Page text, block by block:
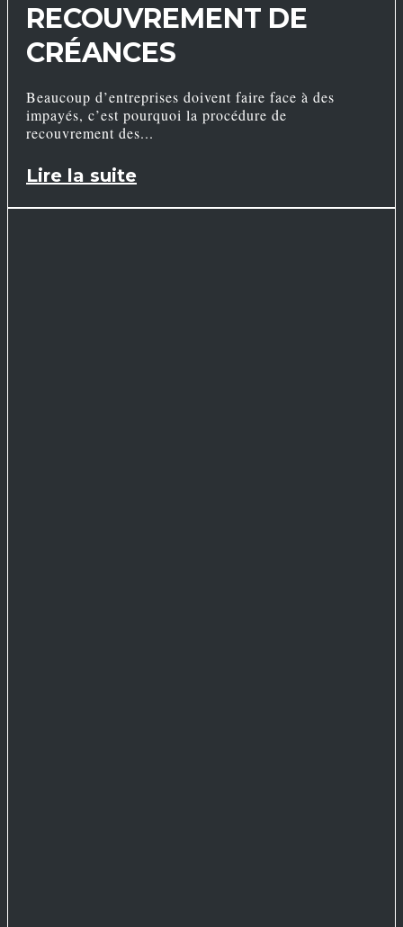
RECOUVREMENT DE
CRÉANCES
Beaucoup d’entreprises doivent faire face à des
impayés, c’est pourquoi la procédure de
recouvrement des
Lire la suite